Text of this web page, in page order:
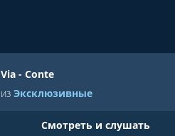
Via - Conte
изЭксклюзивные
Cмотреть и слушать